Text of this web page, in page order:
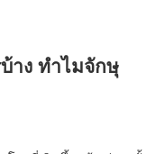
าง ทำไมจักษุ